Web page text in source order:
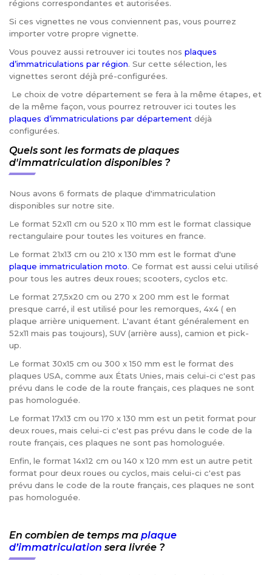
régions correspondantes et autorisées.
Si ces vignettes ne vous conviennent pas, vous pourrez
importer votre propre vignette.
Vous pouvez aussi retrouver ici toutes nos plaques
d’immatriculations par région. Sur cette sélection, les
vignettes seront déjà pré-configurées.
Le choix de votre département se fera à la même étapes, et
de la même façon, vous pourrez retrouver ici toutes les
plaques d’immatriculations par département déjà
configurées.
Quels sont les formats de plaques
d'immatriculation disponibles ?
Nous avons 6 formats de plaque d'immatriculation
disponibles sur notre site.
Le format 52x11 cm ou 520 x 110 mm est le format classique
rectangulaire pour toutes les voitures en france.
Le format 21x13 cm ou 210 x 130 mm est le format d'une
plaque immatriculation moto. Ce format est aussi celui utilisé
pour tous les autres deux roues; scooters, cyclos etc.
Le format 27,5x20 cm ou 270 x 200 mm est le format
presque carré, il est utilisé pour les remorques, 4x4 ( en
plaque arrière uniquement. L'avant étant généralement en
52x11 mais pas toujours), SUV (arrière auss), camion et pick-
up.
Le format 30x15 cm ou 300 x 150 mm est le format des
plaques USA, comme aux États Unies, mais celui-ci c'est pas
prévu dans le code de la route français, ces plaques ne sont
pas homologuée.
Le format 17x13 cm ou 170 x 130 mm est un petit format pour
deux roues, mais celui-ci c'est pas prévu dans le code de la
route français, ces plaques ne sont pas homologuée.
Enfin, le format 14x12 cm ou 140 x 120 mm est un autre petit
format pour deux roues ou cyclos, mais celui-ci c'est pas
prévu dans le code de la route français, ces plaques ne sont
pas homologuée.
En combien de temps ma plaque
d’immatriculation sera livrée ?